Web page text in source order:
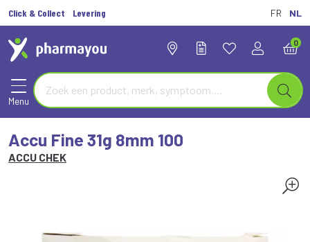
Click & Collect Levering FR NL
0
Menu
Accu Fine 31g 8mm 100
ACCU CHEK